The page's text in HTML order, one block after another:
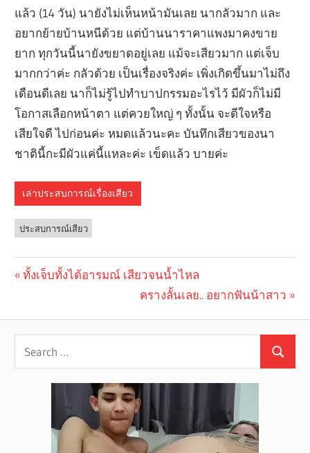
เล่าประสบการณ์เรื่องเสียว
ประสบการณ์เสียว
navigation
Previous
ทั้งเจ็บทั้งได้อารมณ์ เสียวจนน้ำไหล
Next
ครางลั้นเลย.. อยากฟันน้าสาว